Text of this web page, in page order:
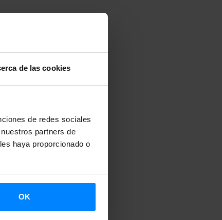
de las cookies
de redes sociales
partners de
haya proporcionado o
OK